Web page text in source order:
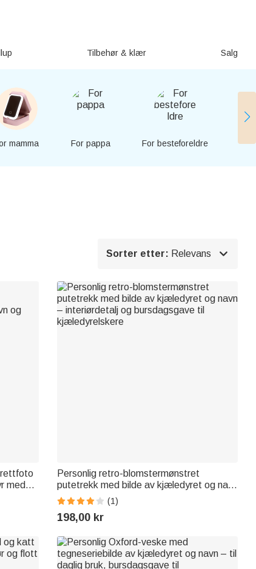
Tilbehør & klær Salg
mamma For pappa For besteforeldre
Sorter etter: Relevans 
med
Personlig retro-blomstermønstret
putetrekk med bilde av kjæledyret og navn
– interiørdetalj og bursdagsgave til
kjæledyrelskere
(1)
198,00 kr